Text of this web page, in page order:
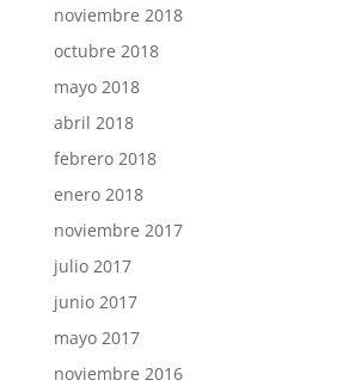
noviembre 2018
octubre 2018
mayo 2018
abril 2018
febrero 2018
enero 2018
noviembre 2017
julio 2017
junio 2017
mayo 2017
noviembre 2016